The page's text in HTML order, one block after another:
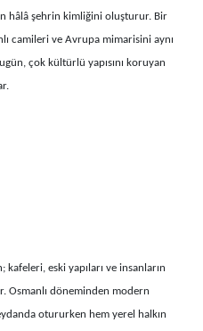
hâlâ şehrin kimliğini oluşturur. Bir
camileri ve Avrupa mimarisini aynı
çok kültürlü yapısını koruyan
eski yapıları ve insanların
Osmanlı döneminden modern
otururken hem yerel halkın